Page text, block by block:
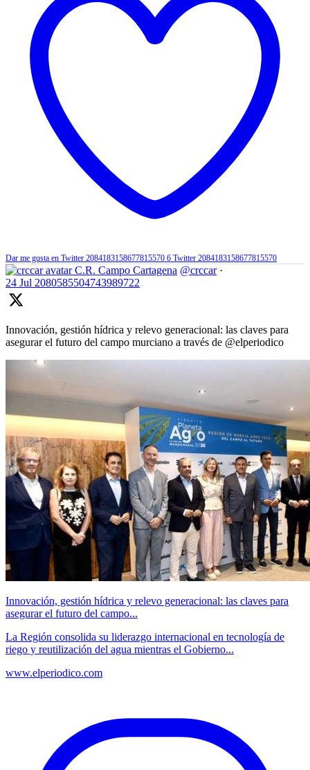
Dar me gusta en Twitter 2084183158677815570 6 Twitter 2084183158677815570
C.R. Campo Cartagena @crccar ·
24 Jul 2080585504743989722
Innovación, gestión hídrica y relevo generacional: las claves para
asegurar el futuro del campo murciano a través de @elperiodico
Innovación, gestión hídrica y relevo generacional: las claves para
asegurar el futuro del campo...
La Región consolida su liderazgo internacional en tecnología de
riego y reutilización del agua mientras el Gobierno...
www.elperiodico.com